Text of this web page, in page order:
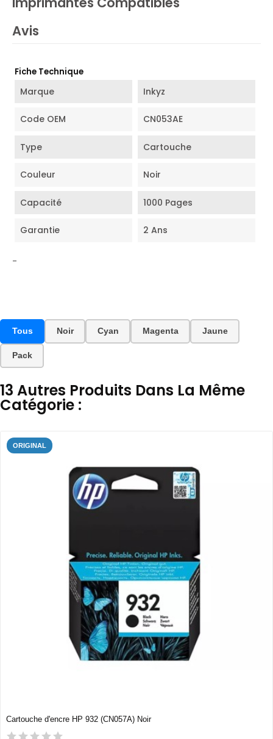
Avis
Fiche Technique
Marque Inkyz
Code OEM CN053AE
Type Cartouche
Couleur Noir
Capacité 1000 Pages
Garantie 2 Ans
-
Tous Noir Cyan Magenta Jaune
Pack
13 Autres Produits Dans La Même
Catégorie :
ORIGINAL
Cartouche d'encre HP 932 (CN057A) Noir